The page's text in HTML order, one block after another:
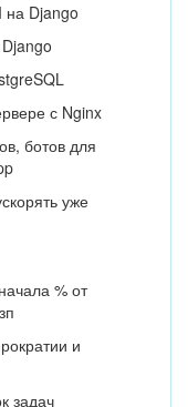
на Django
с Nginx
ботов для
уже
% от
и
задач